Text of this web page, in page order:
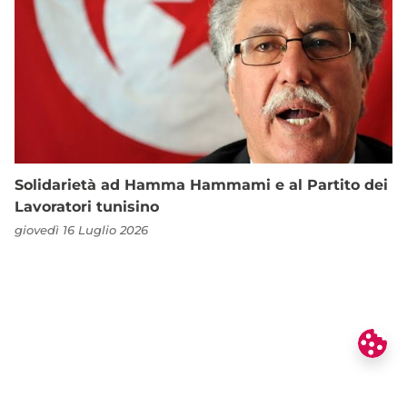
Solidarietà ad Hamma Hammami e al Partito dei
Lavoratori tunisino
giovedì 16 Luglio 2026